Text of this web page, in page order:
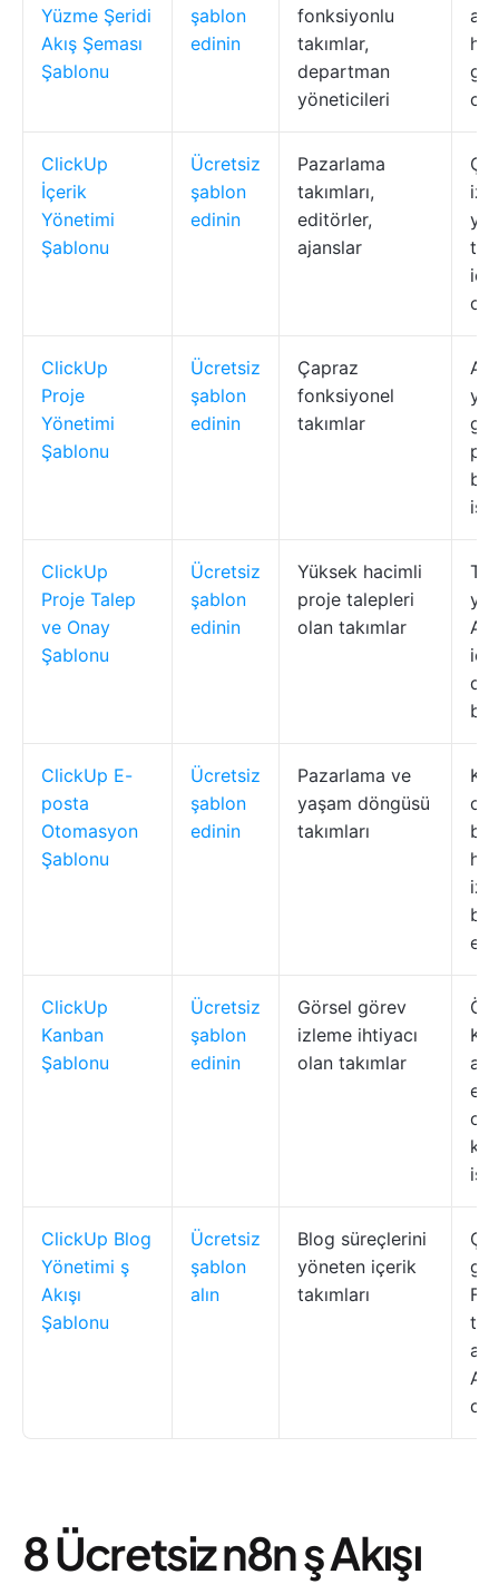
Yüzme Şeridi
Akış Şeması
Şablonu
şablon
edinin
fonksiyonlu
takımlar,
departman
yöneticileri
ClickUp
İçerik
Yönetimi
Şablonu
Ücretsiz
şablon
edinin
Pazarlama
takımları,
editörler,
ajanslar
ClickUp
Proje
Yönetimi
Şablonu
Ücretsiz
şablon
edinin
Çapraz
fonksiyonel
takımlar
iş
ClickUp
Proje Talep
ve Onay
Şablonu
Ücretsiz
şablon
edinin
Yüksek hacimli
proje talepleri
olan takımlar
ClickUp E-
posta
Otomasyon
Şablonu
Ücretsiz
şablon
edinin
Pazarlama ve
yaşam döngüsü
takımları
ClickUp
Kanban
Şablonu
Ücretsiz
şablon
edinin
Görsel görev
izleme ihtiyacı
olan takımlar
alt
ClickUp Blog
Yönetimi ş
Akışı
Şablonu
Ücretsiz
şablon
alın
Blog süreçlerini
yöneten içerik
takımları
8 Ücretsiz n8n ş Akışı